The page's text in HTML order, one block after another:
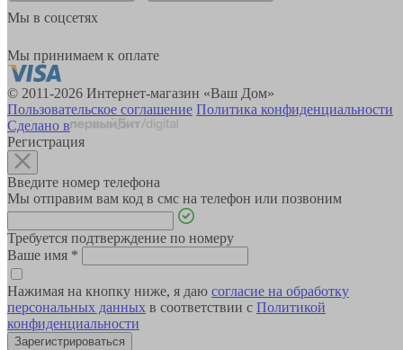
Мы в соцсетях
Мы принимаем к оплате
© 2011-2026 Интернет-магазин «Ваш Дом»
Пользовательское соглашение Политика конфиденциальности
Сделано в
Регистрация
Введите номер телефона
Мы отправим вам код в смс на телефон или позвоним
Требуется подтверждение по номеру
Ваше имя *
Нажимая на кнопку ниже, я даю согласие на обработку
персональных данных в соответствии с Политикой
конфиденциальности
Зарегистрироваться